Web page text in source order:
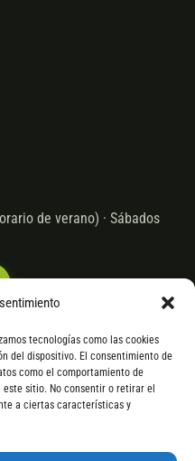
tecnologías como las cookies
del dispositivo. El consentimiento de
como el comportamiento de
sitio. No consentir o retirar el
a ciertas características y
de verano) · Sábados
cookies
Cofidis